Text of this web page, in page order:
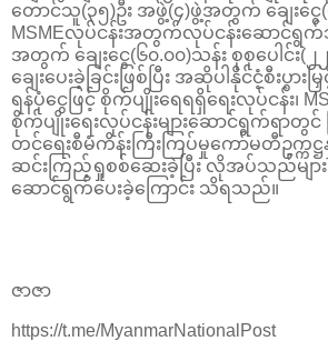
တောင်သူ(၃၅)ဦး အဖွဲ့(၄)ဖွဲ့အတွက် ချေးငွေ(
MSMEလုပ်ငန်းအတွက်လုပ်ငန်းဆောင်ရွက်
အတွက် ချေးငွေ(၆၀.၀၀)သန်း စုစုပေါင်း(
ချေးပေးခဲ့ခြင်းဖြစ်ပြီး အဆိုပါနိုင်ငံ့စီးပွာ
ရန်ပုံငွေဖြင့် စိုက်ပျိုးရေရရှိရေးလုပ်ငန်း၊
စိုက်ပျိုးရေးလုပ်ငန်းများဆောင်ရွက်ရာတွင်
တင်ရေးစီမံကိန်းကြီးကြပ်မှုကော်မတီဥက္ကဋ္
ဆင်းကြည့်ရှုစစ်ဆေးခဲ့ပြီး လိုအပ်သည်များ
ဆောင်ရွက်ပေးခဲ့ကြော
ဇာဇာ
https://t.me/MyanmarNationalPost